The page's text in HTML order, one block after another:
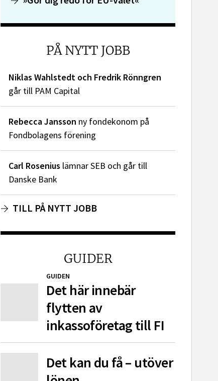
PÅ NYTT JOBB
Niklas Wahlstedt och Fredrik Rönngren
går till PAM Capital
Rebecca Jansson ny fondekonom på
Fondbolagens förening
Carl Rosenius lämnar SEB och går till
Danske Bank
TILL PÅ NYTT JOBB
GUIDER
GUIDEN
Det här innebär
flytten av
inkassoföretag till FI
Det kan du få – utöver